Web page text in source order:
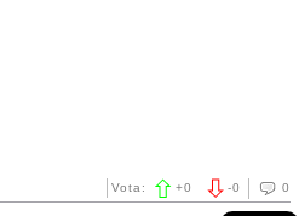
0
-0
Vota: +0